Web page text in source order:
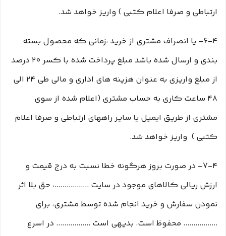
ارتباطی و صرفا اعلام کتبی ) واریز خواهد شد.
6-۴– یا انصراف مشتری از خرید ،زمانی که محصول بسته
بندی و ارسال شده باشد مبلغ پرداخت شده با کسر ۲۰ درصد
از مبلغ واریزی به عنوان هزینه های اداری و مالی طی ۲۴ الی
۴۸ ساعت کاری به حساب مشتری (اعلام شده از سوی
مشتری از طریق ایمیل یا سایر راههای ارتباطی و صرفا اعلام
کتبی ) واریز خواهد شد.
7-۴– در صورت بروز هرگونه خطا نسبت به درج قیمت و
ارزش ریالی کالاهای موجود در سایت .................، حق بلا اثر
نمودن سفارش و خرید انجام شده توسط مشتری، برای
................. محفوظ است. بدیهی است ................. در اسرع